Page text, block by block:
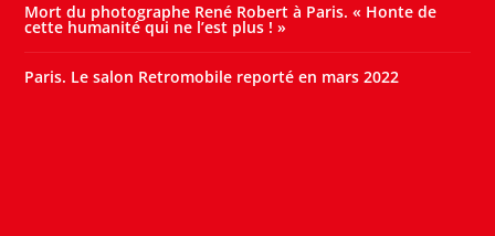
Mort du photographe René Robert à Paris. « Honte de
cette humanité qui ne l’est plus ! »
Paris. Le salon Retromobile reporté en mars 2022